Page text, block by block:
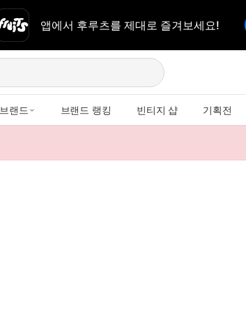
앱에서 후루츠를 제대로 즐겨보세요!
브랜드 브랜드 랭킹 빈티지 샵 기획전